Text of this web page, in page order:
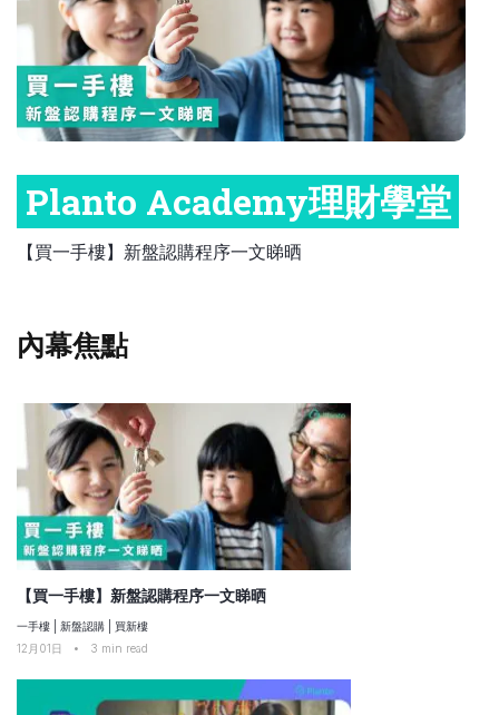
申請清卡數/私人貸款
CreFIT x Planto推廣優惠
比較最抵美股投資戶口
投資戶口 (港股)
比較最抵港股投資戶口
投資加密貨幣
比較最抵Crypto交易所
月供股票計劃
定期存款
比較定存利率
信用卡
比較各種最優惠信用卡
Academy
Marketplace
手機App與理財資訊
企業服務
消費娛樂
借貸須知
職場理財
跨境理財
中小企與創業
Planto Academy理財學堂
【買一手樓】新盤認購程序一文睇晒
內幕焦點
【買一手樓】新盤認購程序一文睇晒
一手樓 新盤認購
買新樓
12月01日
• 3 min read